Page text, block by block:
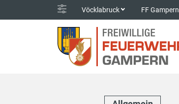
Vöcklabruck FF Gampern